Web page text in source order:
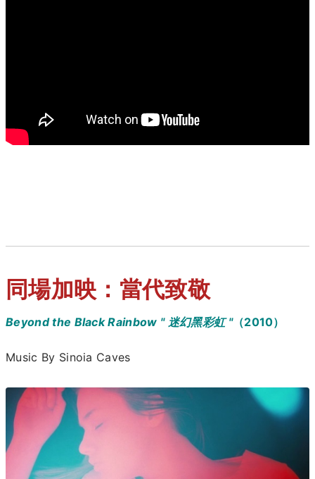
同場加映：當代致敬
Beyond the Black Rainbow " 迷幻黑彩虹 "（2010）
Music By Sinoia Caves